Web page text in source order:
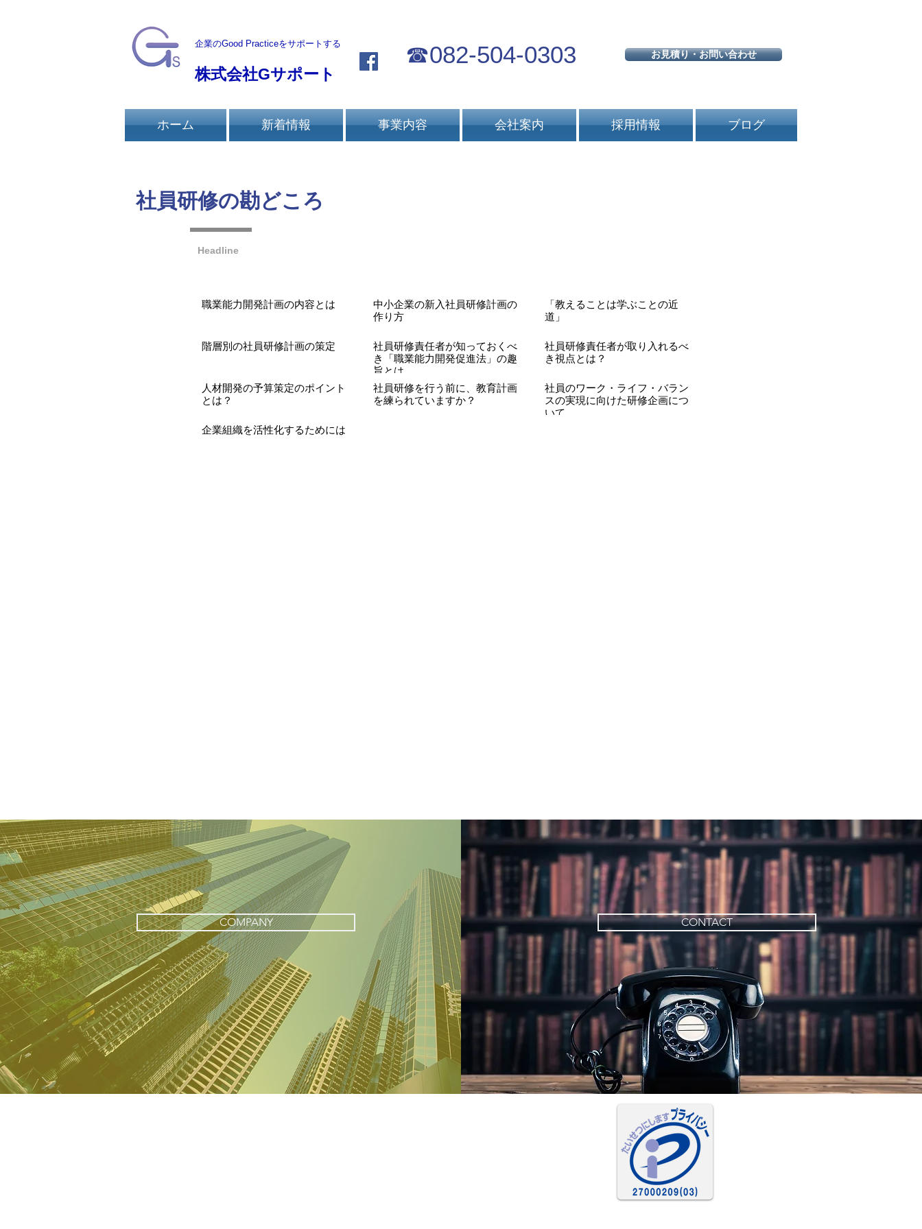
企業のGood Practiceをサポートする
株式会社Gサポート
☎082-504-0303 お見積り・お問い合わせ
ホーム 新着情報 事業内容 会社案内 採用情報 ブログ
社員研修の勘どころ
Headline
職業能力開発計画の内容とは
中小企業の新入社員研修計画の
作り方
「教えることは学ぶことの近
道」
階層別の社員研修計画の策定
社員研修責任者が知っておくべ
き「職業能力開発促進法」の趣
旨とは
社員研修責任者が取り入れるべ
き視点とは？
人材開発の予算策定のポイント
とは？
社員研修を行う前に、教育計画
を練られていますか？
社員のワーク・ライフ・バラン
スの実現に向けた研修企画につ
いて
企業組織を活性化するためには
COMPANY CONTACT